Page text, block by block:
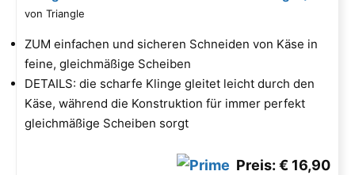
von Triangle
ZUM einfachen und sicheren Schneiden von Käse in
feine, gleichmäßige Scheiben
DETAILS: die scharfe Klinge gleitet leicht durch den
Käse, während die Konstruktion für immer perfekt
gleichmäßige Scheiben sorgt
Preis: € 16,90